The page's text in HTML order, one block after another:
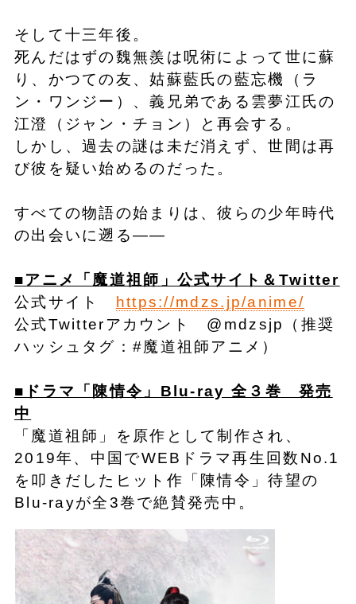
そして十三年後。
死んだはずの魏無羨は呪術によって世に蘇
り、かつての友、姑蘇藍氏の藍忘機（ラ
ン・ワンジー）、義兄弟である雲夢江氏の
江澄（ジャン・チョン）と再会する。
しかし、過去の謎は未だ消えず、世間は再
び彼を疑い始めるのだった。
すべての物語の始まりは、彼らの少年時代
の出会いに遡る――
■アニメ「魔道祖師」公式サイト＆Twitter
公式サイト
https://mdzs.jp/anime/
公式Twitterアカウント @mdzsjp（推奨
ハッシュタグ：#魔道祖師アニメ）
■ドラマ「陳情令」Blu-ray 全３巻 発売
中
「魔道祖師」を原作として制作され、
2019年、中国でWEBドラマ再生回数No.1
を叩きだしたヒット作「陳情令」待望の
Blu-rayが全3巻で絶賛発売中。